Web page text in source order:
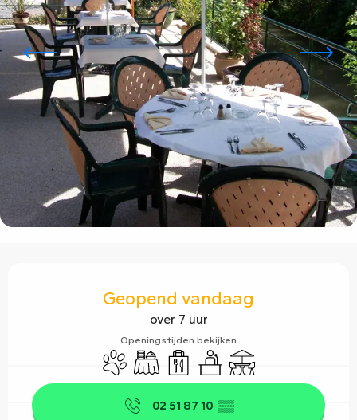
Geopend vandaag
over 7 uur
Openingstijden bekijken
Dieren toegelaten
BanketAfhaalmaaltijden
Seminars
Terras
02 51 87 10 ▒▒